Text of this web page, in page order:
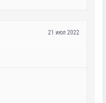
21 июл 2022